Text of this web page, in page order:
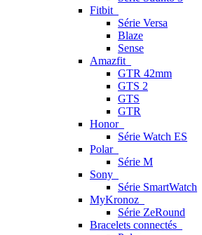
Fitbit
Série Versa
Blaze
Sense
Amazfit
GTR 42mm
GTS 2
GTS
GTR
Honor
Série Watch ES
Polar
Série M
Sony
Série SmartWatch
MyKronoz
Série ZeRound
Bracelets connectés